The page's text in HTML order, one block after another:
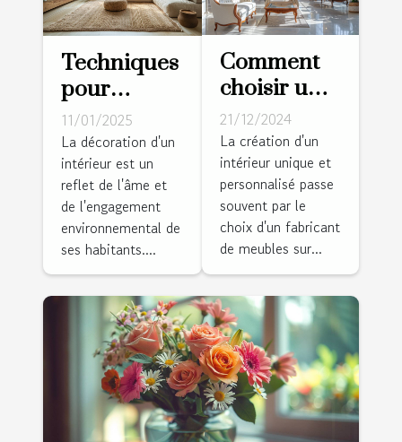
Techniques
pour
transformer
votre salon
avec des
éléments
décoratifs
durables
11/01/2025
La décoration d'un
intérieur est un
reflet de l'âme et
de l'engagement
environnemental de
ses habitants....
Comment
choisir un
fabricant
de meubles
sur mesure
pour votre
maison
21/12/2024
La création d'un
intérieur unique et
personnalisé passe
souvent par le
choix d'un fabricant
de meubles sur...